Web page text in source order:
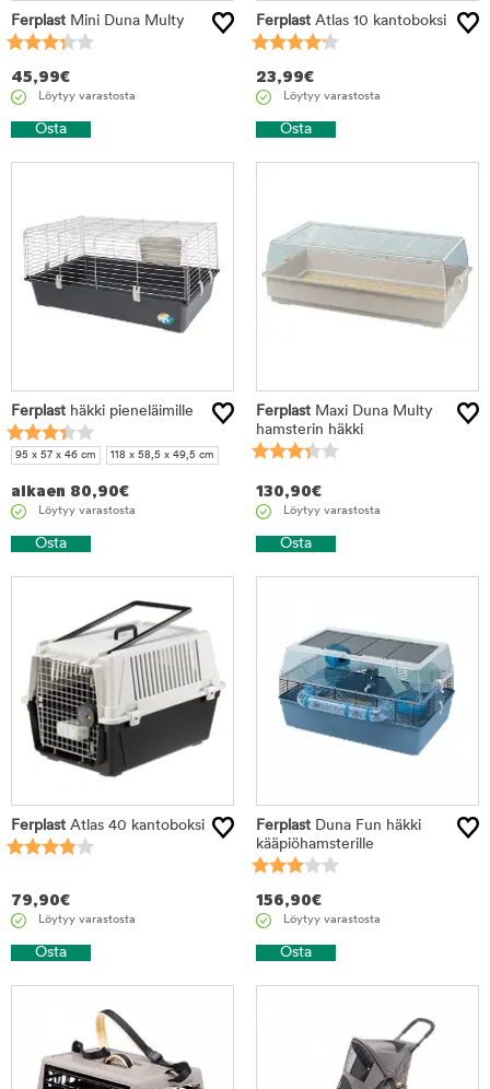
Ferplast Mini Duna Multy
45,99€
Löytyy varastosta
Osta
Ferplast Atlas 10 kantoboksi
23,99€
Löytyy varastosta
Osta
Ferplast häkki pieneläimille
95 x 57 x 46 cm 118 x 58,5 x 49,5 cm
alkaen 80,90€
Löytyy varastosta
Osta
Ferplast Maxi Duna Multy
hamsterin häkki
130,90€
Löytyy varastosta
Osta
Ferplast Atlas 40 kantoboksi
79,90€
Löytyy varastosta
Osta
Ferplast Duna Fun häkki
kääpiöhamsterille
156,90€
Löytyy varastosta
Osta